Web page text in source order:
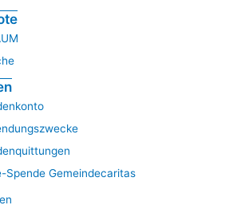
Spende Gemeindecaritas